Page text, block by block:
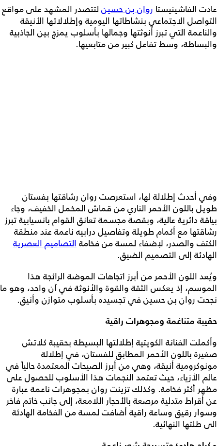
عادت الفاشينيستا روان بن حسين لتتصدر المشهد على مواقع
التواصل الاجتماعي بنشاطاتها اليومية وإطلالاتها الأنيقة
والناعمة التي تبرز أنوثتها وجمالها بأسلوب يمزج بين الجاذبية
والبساطة، وسط تفاعل كبير من متابعيها.
وفي أحدث إطلالة لها، استعرصت روان رشاقتها بفستان
طويل باللون الأحمر الناري من قماش المخمل الخفيف، وجاء
بياقة دائرية عالية، وبقصة مجسمة تعانق القوام بانسيابية تبرز
رشاقتها مع أكمام طويلة وتفاصيل درابيه ناعمة عند منطقة
الكتف والصدر، لإضفاء لمسة من فخامةالتصاميم العصرية
الهادئة إلى التصميم الضيق.
ويُعد اللون الأحمر من أبرز اتجاهات الموضة الرائجة هذا
الموسم، إذ يعكس الثقة والقوة والأنوثة في آن واحد، وهو ما
نجحت روان بن حسين في تجسيده بأسلوب متوازن وأنيق.
حقيبة متناغمة ومجوهرات راقية
وأكملت الفنانة الكويتية إطلالتها البسيطة بحقيبة كلاتش
صغيرة باللون الأحمر المطابق للفستان، في إطلالة
مونوكرومية أنيقة، وهي من أبرز الصيحات المعتمدة حالياً في
عالم الأزياء، حيث تعتمد النجمات هذا الأسلوب للحصول على
مظهر أكثر فخامة. وكذلك تزينت روان بمجوهرات ناعمة عبارة
عن أقراط متدلية مرصعة بالأحجار اللامعة، إلى جانب خاتم فاخر
وسوار رقيق وساعة راقية أضافت لمسة من الفخامة الهادئة
الى طلتها النهائية.